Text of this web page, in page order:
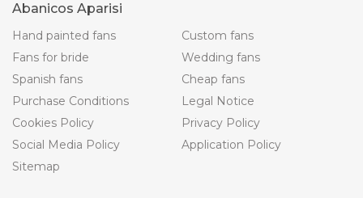
Abanicos Aparisi
Hand painted fans
Custom fans
Fans for bride
Wedding fans
Spanish fans
Cheap fans
Purchase Conditions
Legal Notice
Cookies Policy
Privacy Policy
Social Media Policy
Application Policy
Sitemap